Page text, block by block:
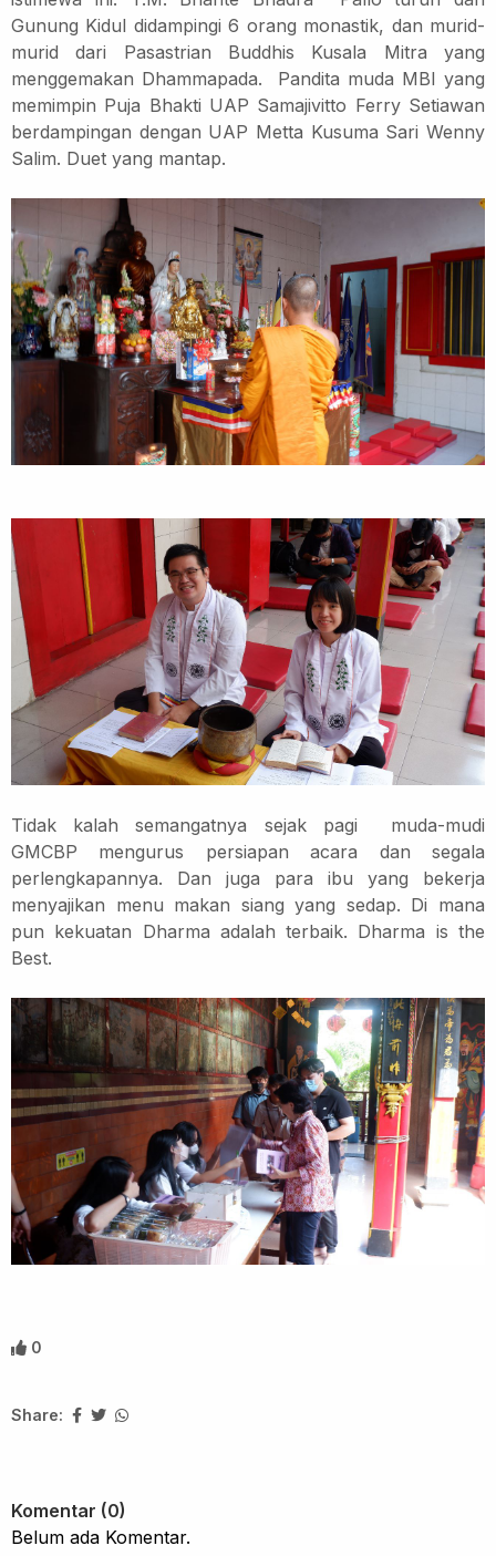
Gunung Kidul didampingi 6 orang monastik, dan murid-
murid dari Pasastrian Buddhis Kusala Mitra yang
menggemakan Dhammapada.
Pandita muda MBI yang
memimpin Puja Bhakti UAP Samajivitto Ferry Setiawan
berdampingan dengan UAP Metta Kusuma Sari Wenny
Salim. Duet yang mantap.
Tidak kalah semangatnya sejak pagi
muda-mudi
GMCBP mengurus persiapan acara dan segala
perlengkapannya. Dan juga para ibu yang bekerja
menyajikan menu makan siang yang sedap. Di mana
pun kekuatan Dharma adalah terbaik. Dharma is the
Best.
0
Share:
Komentar (0)
Belum ada Komentar.